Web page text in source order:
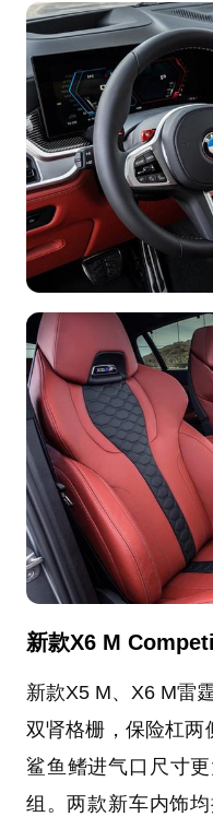
新款X6 M
新款X5 M、X6 M雷
双肾格栅，保险杠两
鲨鱼鳍进气口尺寸
组。两款新车内饰